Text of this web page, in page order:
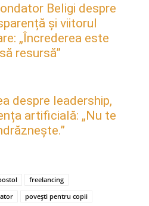
Beligi despre
și viitorul
„Încrederea este
resursă”
despre leadership,
artificială: „Nu te
freelancing
povești pentru copii